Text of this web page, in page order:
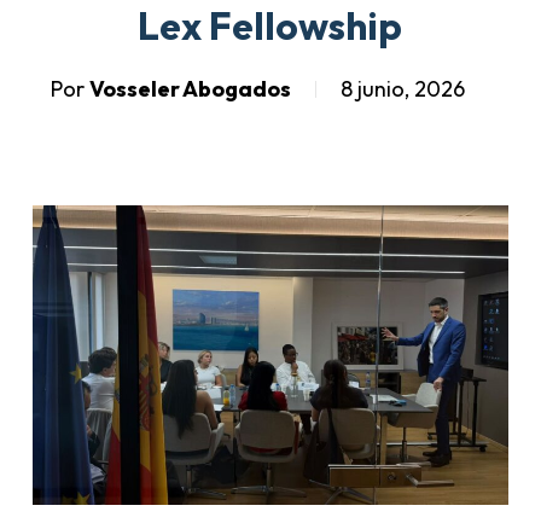
Lex Fellowship
PorVosseler Abogados 8 junio, 2026